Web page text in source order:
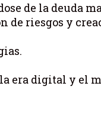
de la deuda
riesgos y
era digital y el